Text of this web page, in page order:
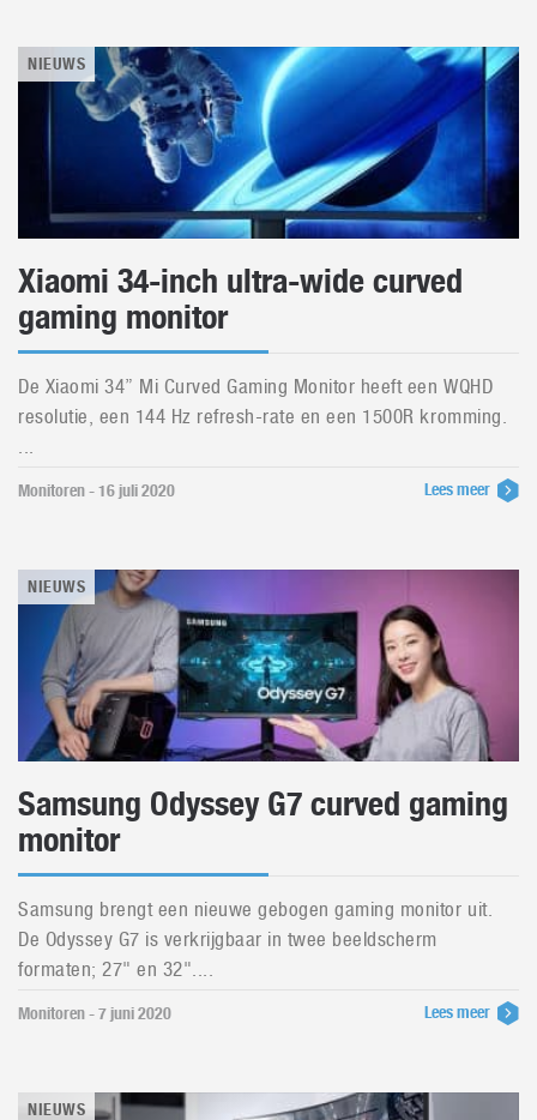
NIEUWS
Xiaomi 34-inch ultra-wide curved
gaming monitor
De Xiaomi 34” Mi Curved Gaming Monitor heeft een WQHD
resolutie, een 144 Hz refresh-rate en een 1500R kromming.
...
Monitoren - 16 juli 2020 Lees meer
NIEUWS
Samsung Odyssey G7 curved gaming
monitor
Samsung brengt een nieuwe gebogen gaming monitor uit.
De Odyssey G7 is verkrijgbaar in twee beeldscherm
formaten; 27" en 32"....
Monitoren - 7 juni 2020 Lees meer
NIEUWS